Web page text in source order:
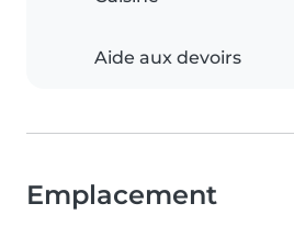
Aide aux devoirs
Emplacement